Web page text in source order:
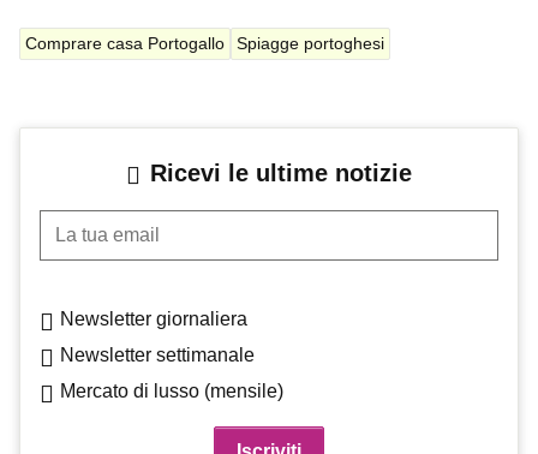
Comprare casa Portogallo Spiagge portoghesi
Ricevi le ultime notizie
La tua email
Newsletter giornaliera
Newsletter settimanale
Mercato di lusso (mensile)